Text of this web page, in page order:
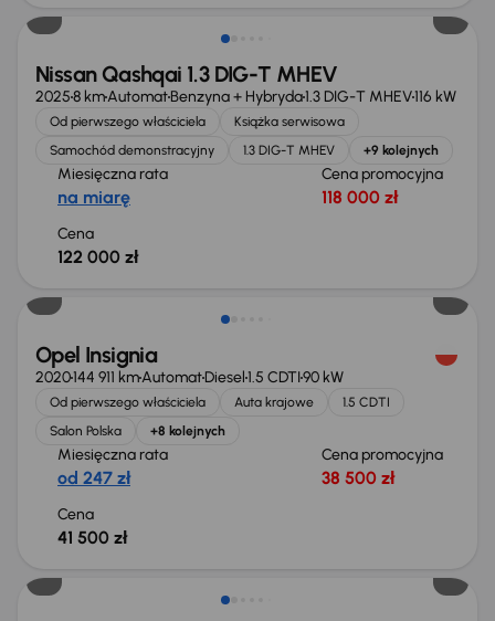
Nissan Qashqai 1.3 DIG-T MHEV
20258 kmAutomatBenzyna + Hybryda1.3 DIG-T MHEV116 kW
Od pierwszego właściciela
Książka serwisowa
Samochód demonstracyjny
1.3 DIG-T MHEV +9 kolejnych
Miesięczna rata
na miarę
Cena promocyjna
118 000 zł
Cena
122 000 zł
Opel Insignia
2020144 911 kmAutomatDiesel1.5 CDTI90 kW
Od pierwszego właściciela Auta krajowe
1.5 CDTI
Salon Polska
+8 kolejnych
Miesięczna rata
od 247 zł
Cena promocyjna
38 500 zł
Cena
41 500 zł